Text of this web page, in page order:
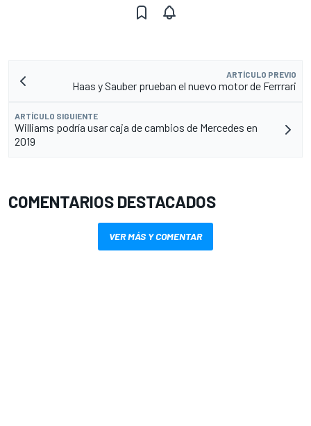
ARTÍCULO PREVIO
Haas y Sauber prueban el nuevo motor de Ferrrari
ARTÍCULO SIGUIENTE
Williams podría usar caja de cambios de Mercedes en
2019
COMENTARIOS DESTACADOS
VER MÁS Y COMENTAR